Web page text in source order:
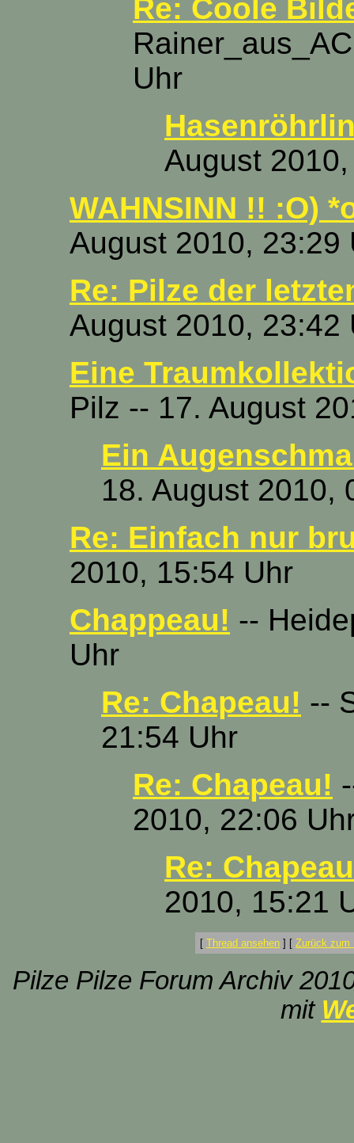
Re: Coole
Uhr
August
WAHNSINN !! :O)
August 2010, 23:29
Re: Pilze der
August 2010, 23:42
Eine
Pilz -- 17. August
Ein
18. August 2010,
Re: Einfach nur
2010, 15:54 Uhr
Chappeau! --
Uhr
Re: Chapeau! --
21:54 Uhr
Re: Chapeau!
2010, 22:06
Re:
2010, 15:21
[ Thread ansehen ] [ Zurück zum
Pilze Pilze Forum Archiv
mit